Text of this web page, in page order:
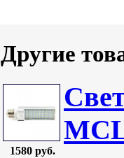
Другие
1580 руб.